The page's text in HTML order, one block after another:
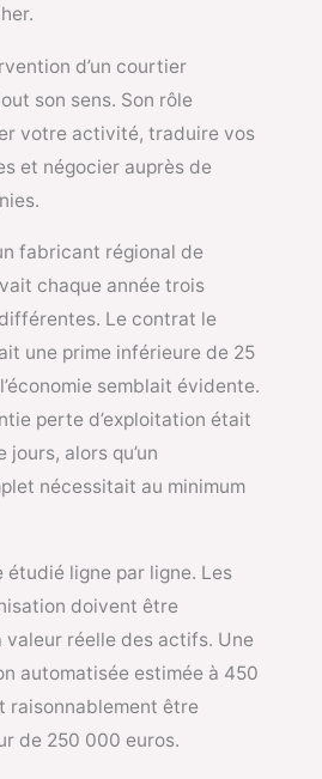
d’un courtier
son sens. Son rôle
votre activité, traduire vos
et négocier auprès de
fabricant régional de
chaque année trois
Le contrat le
une prime inférieure de 25
semblait évidente.
perte d’exploitation était
alors qu’un
nécessitait au minimum
ligne par ligne. Les
doivent être
valeur réelle des actifs. Une
automatisée estimée à 450
raisonnablement être
de 250 000 euros.